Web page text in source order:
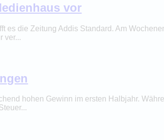
vor
es die Zeitung Addis Standard. Am
ver...
hohen Gewinn im ersten Halbjahr.